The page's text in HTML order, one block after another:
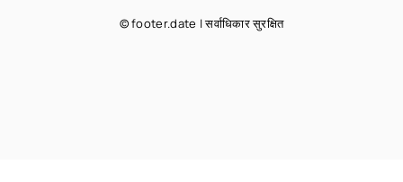
© footer.date | सर्वाधिकार सुरक्षित